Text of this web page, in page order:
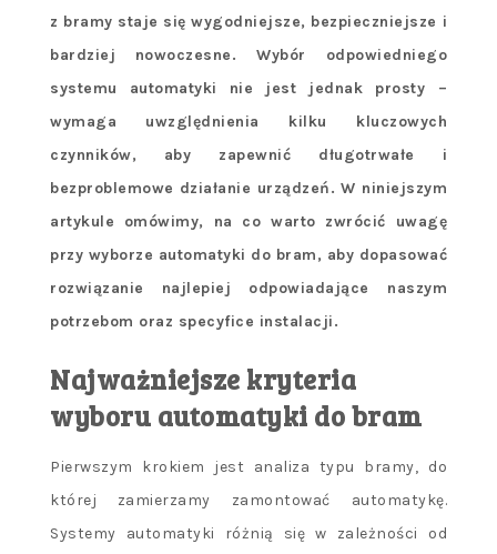
z bramy staje się wygodniejsze, bezpieczniejsze i
bardziej nowoczesne. Wybór odpowiedniego
systemu automatyki nie jest jednak prosty –
wymaga uwzględnienia kilku kluczowych
czynników, aby zapewnić długotrwałe i
bezproblemowe działanie urządzeń. W niniejszym
artykule omówimy, na co warto zwrócić uwagę
przy wyborze automatyki do bram, aby dopasować
rozwiązanie najlepiej odpowiadające naszym
potrzebom oraz specyfice instalacji.
Najważniejsze kryteria
wyboru automatyki do bram
Pierwszym krokiem jest analiza typu bramy, do
której zamierzamy zamontować automatykę.
Systemy automatyki różnią się w zależności od